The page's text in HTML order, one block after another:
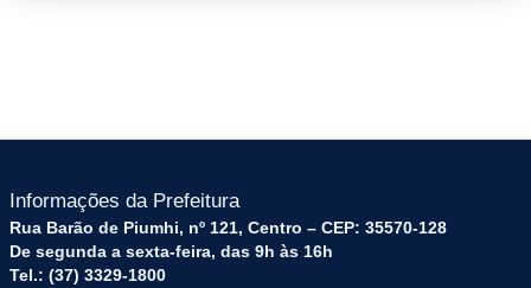
Informações da Prefeitura
Rua Barão de Piumhi, nº 121, Centro – CEP: 35570-128
De segunda a sexta-feira, das 9h às 16h
Tel.: (37) 3329-1800